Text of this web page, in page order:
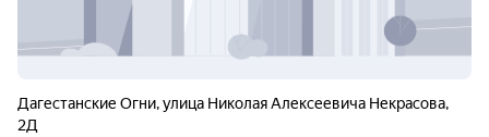
Дагестанские Огни,улица Николая Алексеевича Некрасова,
2Д